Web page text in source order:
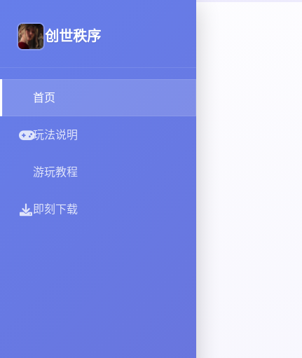
创世秩序
首页
玩法说明
游玩教程
即刻下载